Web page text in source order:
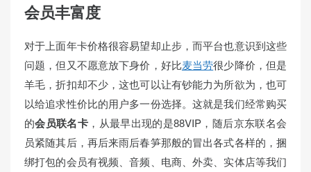
会员丰富度
对于上面年卡价格很容易望却止步，而平台也意识到这些
问题，但又不愿意放下身价，好比麦当劳很少降价，但是
羊毛，折扣却不少，这也可以让有钞能力为所欲为，也可
以给追求性价比的用户多一份选择。这就是我们经常购买
的会员联名卡 ，从最早出现的是88VIP，随后京东联名会
员紧随其后，再后来雨后春笋那般的冒出各式各样的，捆
绑打包的会员有视频、音频、电商、外卖、实体店等我们